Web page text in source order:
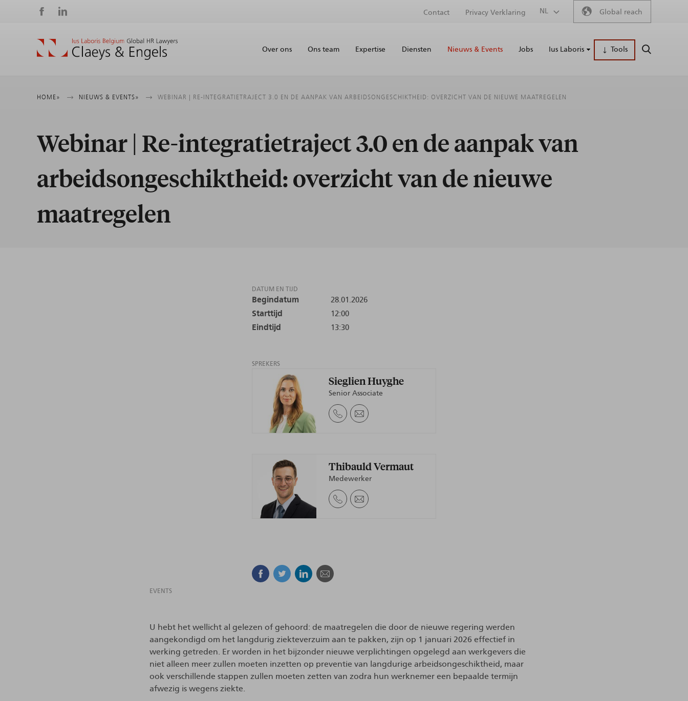
Social
media
Secondary
menu
Contact Privacy Verklaring NL Global reach
Main
Over ons Ons team Expertise Diensten Nieuws & Events Jobs Ius Laboris Tools ZOEKEN
Kruimelpad
HOME NIEUWS & EVENTS WEBINAR | RE-INTEGRATIETRAJECT 3.0 EN DE AANPAK VAN ARBEIDSONGESCHIKTHEID: OVERZICHT VAN DE NIEUWE MAATREGELEN
Webinar | Re-integratietraject 3.0 en de aanpak van
arbeidsongeschiktheid: overzicht van de nieuwe
maatregelen
EVENTS
U hebt het wellicht al gelezen of gehoord: de maatregelen die door de nieuwe regering werden
aangekondigd om het langdurig ziekteverzuim aan te pakken, zijn op 1 januari 2026 effectief in
werking getreden. Er worden in het bijzonder nieuwe verplichtingen opgelegd aan werkgevers die
niet alleen meer zullen moeten inzetten op preventie van langdurige arbeidsongeschiktheid, maar
ook verschillende stappen zullen moeten zetten van zodra hun werknemer een bepaalde termijn
afwezig is wegens ziekte.
DATUM EN TIJD
Begindatum 28.01.2026
Starttijd 12:00
Eindtijd 13:30
SPREKERS
Sieglien Huyghe
Senior Associate
Thibauld Vermaut
Medewerker
Facebook
TwitterLinkedinE-mail